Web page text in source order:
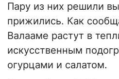
Пару из них решили
прижились. Как
Валааме растут в
искусственным
огурцами и салатом.